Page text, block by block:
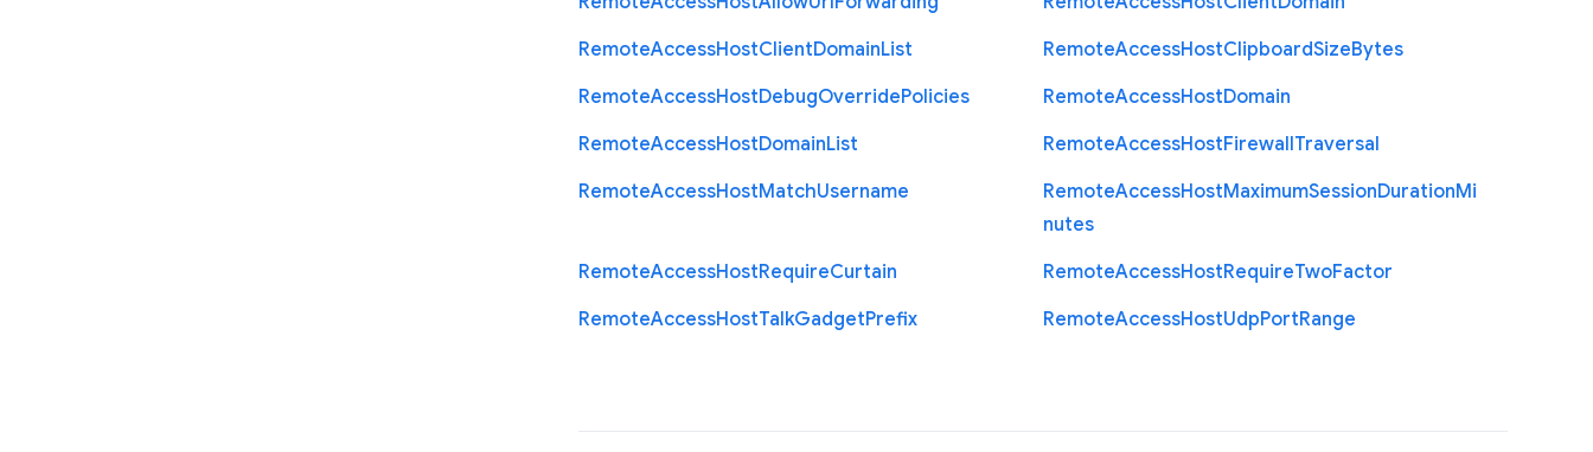
RemoteAccessHostClientDomainList RemoteAccessHostClipboardSizeBytes
RemoteAccessHostDebugOverridePolicies RemoteAccessHostDomain
RemoteAccessHostDomainList RemoteAccessHostFirewallTraversal
RemoteAccessHostMatchUsername RemoteAccessHostMaximumSessionDurationMi
nutes
RemoteAccessHostRequireCurtain RemoteAccessHostRequireTwoFactor
RemoteAccessHostTalkGadgetPrefix RemoteAccessHostUdpPortRange